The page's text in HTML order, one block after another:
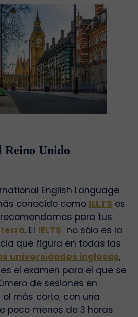
Reino Unido
English Language
conocido como IELTS es
para tus
. El IELTS no sólo es la
que figura en todas las
universidades inglesas,
el examen para el que se
de sesiones en
más corto, con una
poco menos de 3 horas.